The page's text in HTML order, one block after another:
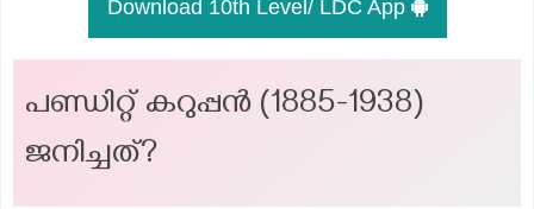
Download 10th Level/ LDC App
പണ്ഡിറ്റ് കറുപ്പൻ (1885-1938)
ജനിച്ചത്?